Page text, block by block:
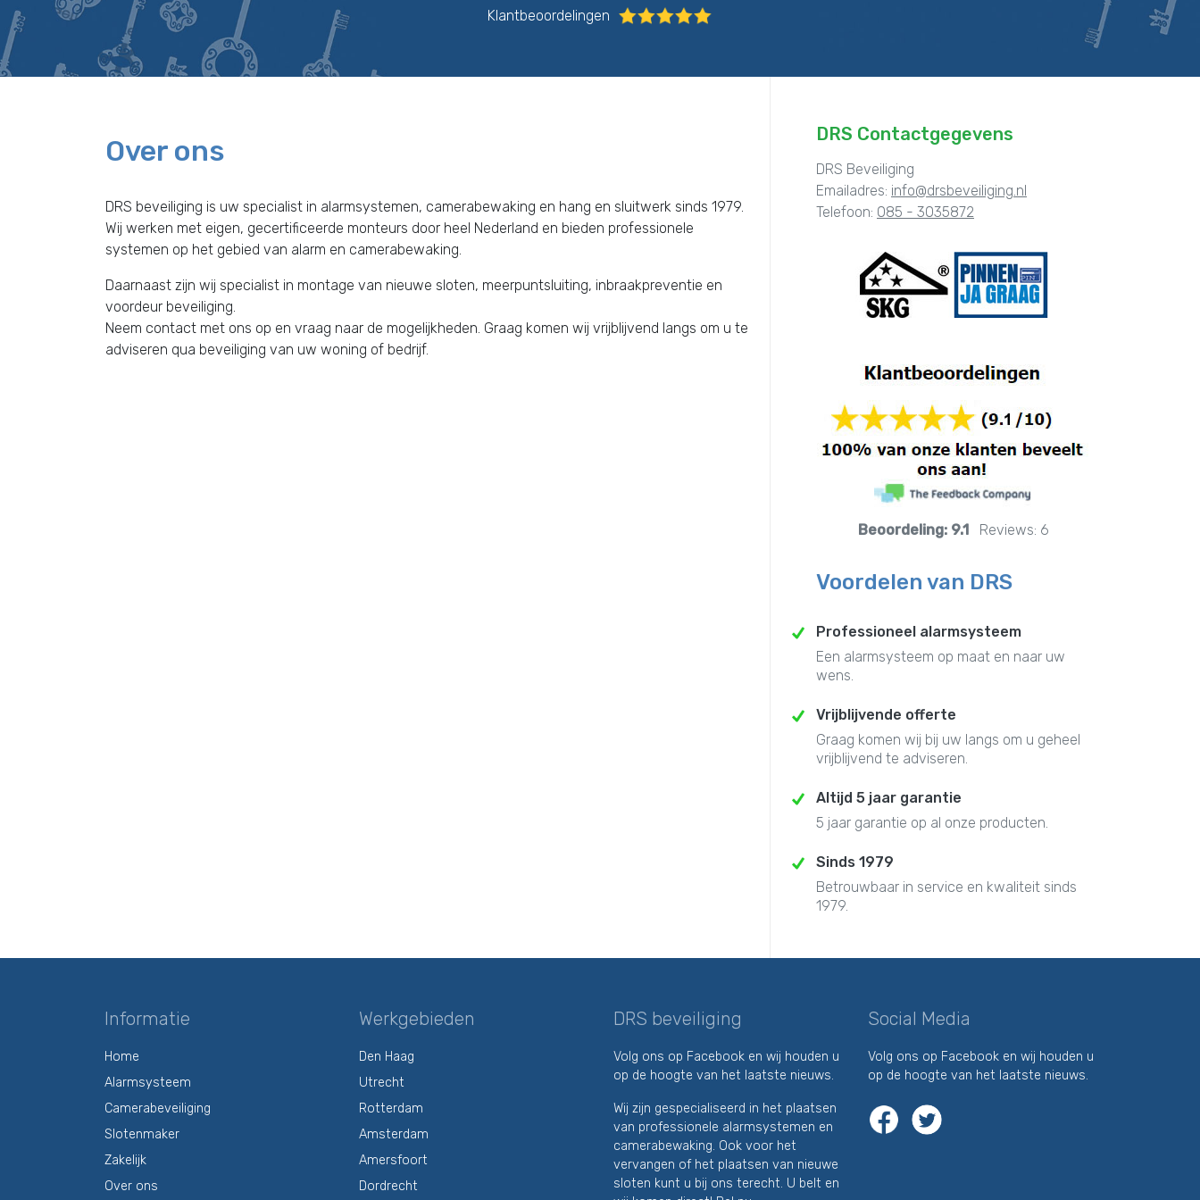
Klantbeoordelingen
Over ons
DRS beveiliging is uw specialist in alarmsystemen, camerabewaking en hang en sluitwerk sinds 1979.
Wij werken met eigen, gecertificeerde monteurs door heel Nederland en bieden professionele
systemen op het gebied van alarm en camerabewaking.
Daarnaast zijn wij specialist in montage van nieuwe sloten, meerpuntsluiting, inbraakpreventie en
voordeur beveiliging.
Neem contact met ons op en vraag naar de mogelijkheden. Graag komen wij vrijblijvend langs om u te
adviseren qua beveiliging van uw woning of bedrijf.
DRS Contactgegevens
DRS Beveiliging
Emailadres: info@drsbeveiliging.nl
Telefoon: 085 - 3035872
Beoordeling: 9.1 Reviews: 6
Voordelen van DRS
Professioneel alarmsysteem
Een alarmsysteem op maat en naar uw
wens.
Vrijblijvende offerte
Graag komen wij bij uw langs om u geheel
vrijblijvend te adviseren.
Altijd 5 jaar garantie
5 jaar garantie op al onze producten.
Sinds 1979
Betrouwbaar in service en kwaliteit sinds
1979.
Informatie
Home
Alarmsysteem
Camerabeveiliging
Slotenmaker
Zakelijk
Over ons
Werkgebieden
Den Haag
Utrecht
Rotterdam
Amsterdam
Amersfoort
Dordrecht
DRS beveiliging
Volg ons op Facebook en wij houden u
op de hoogte van het laatste nieuws.
Wij zijn gespecialiseerd in het plaatsen
van professionele alarmsystemen en
camerabewaking. Ook voor het
vervangen of het plaatsen van nieuwe
sloten kunt u bij ons terecht. U belt en
Social Media
Volg ons op Facebook en wij houden u
op de hoogte van het laatste nieuws.